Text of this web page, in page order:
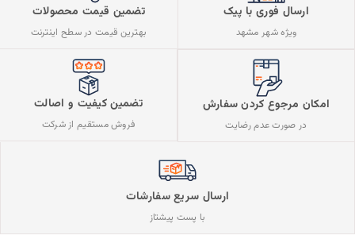
ارسال فوری با پیک
ویژه شهر مشهد
تضمین قیمت محصولات
بهترین قیمت در سطح اینترنت
امکان مرجوع کردن سفارش
در صورت عدم رضایت
تضمین کیفیت و اصالت
فروش مستقیم از شرکت
ارسال سریع سفارشات
با پست پیشتاز